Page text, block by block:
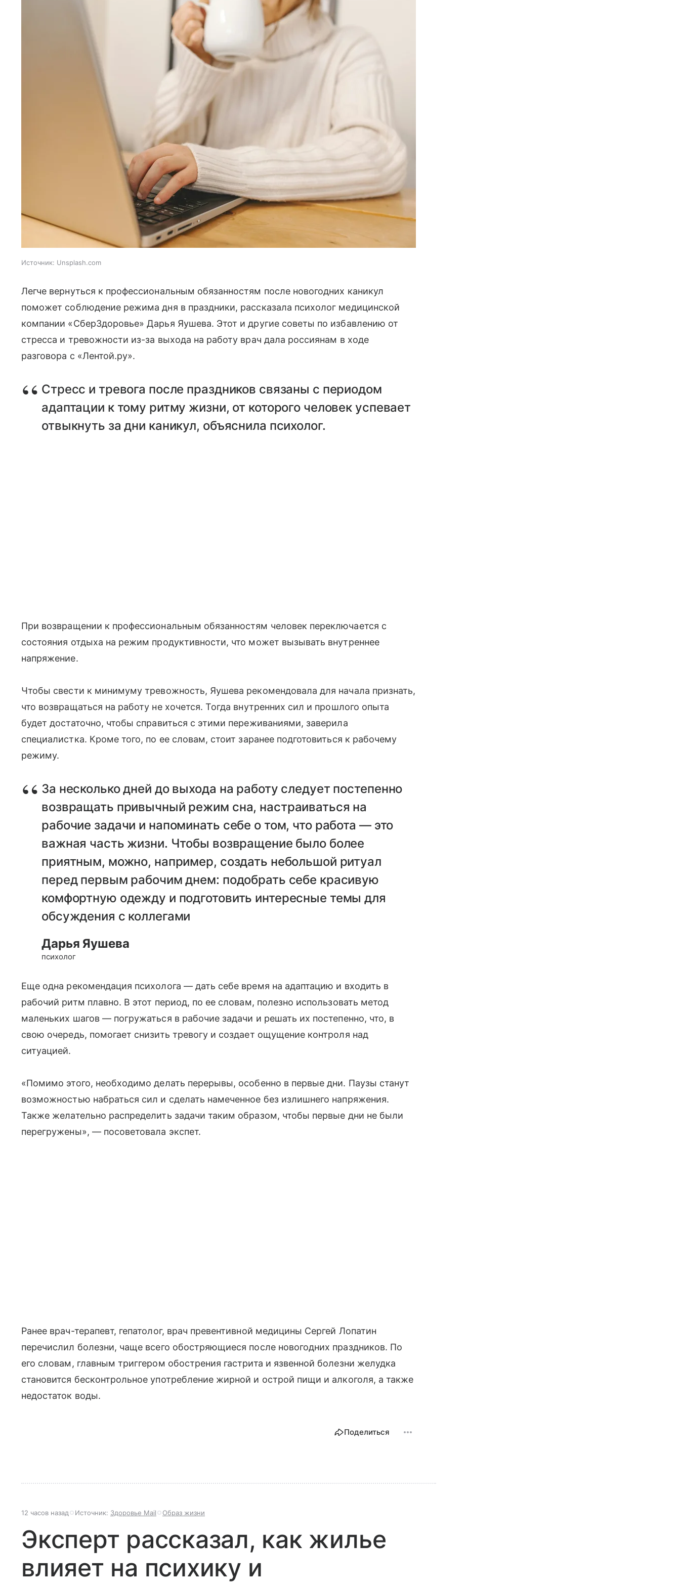
Источник: Unsplash.com
Легче вернуться к профессиональным обязанностям после новогодних каникул
поможет соблюдение режима дня в праздники, рассказала психолог медицинской
компании «СберЗдоровье» Дарья Яушева. Этот и другие советы по избавлению от
стресса и тревожности из-за выхода на работу врач дала россиянам в ходе
разговора с «Лентой.ру».
Стресс и тревога после праздников связаны с периодом
адаптации к тому ритму жизни, от которого человек успевает
отвыкнуть за дни каникул, объяснила психолог.
При возвращении к профессиональным обязанностям человек переключается с
состояния отдыха на режим продуктивности, что может вызывать внутреннее
напряжение.
Чтобы свести к минимуму тревожность, Яушева рекомендовала для начала признать,
что возвращаться на работу не хочется. Тогда внутренних сил и прошлого опыта
будет достаточно, чтобы справиться с этими переживаниями, заверила
специалистка. Кроме того, по ее словам, стоит заранее подготовиться к рабочему
режиму.
За несколько дней до выхода на работу следует постепенно
возвращать привычный режим сна, настраиваться на
рабочие задачи и напоминать себе о том, что работа — это
важная часть жизни. Чтобы возвращение было более
приятным, можно, например, создать небольшой ритуал
перед первым рабочим днем: подобрать себе красивую
комфортную одежду и подготовить интересные темы для
обсуждения с коллегами
Дарья Яушева
психолог
Еще одна рекомендация психолога — дать себе время на адаптацию и входить в
рабочий ритм плавно. В этот период, по ее словам, полезно использовать метод
маленьких шагов — погружаться в рабочие задачи и решать их постепенно, что, в
свою очередь, помогает снизить тревогу и создает ощущение контроля над
ситуацией.
«Помимо этого, необходимо делать перерывы, особенно в первые дни. Паузы станут
возможностью набраться сил и сделать намеченное без излишнего напряжения.
Также желательно распределить задачи таким образом, чтобы первые дни не были
перегружены», — посоветовала экспет.
Ранее врач-терапевт, гепатолог, врач превентивной медицины Сергей Лопатин
перечислил болезни, чаще всего обостряющиеся после новогодних праздников. По
его словам, главным триггером обострения гастрита и язвенной болезни желудка
становится бесконтрольное употребление жирной и острой пищи и алкоголя, а также
недостаток воды.
Поделиться
12 часов назад Источник: Здоровье Mail Образ жизни
Эксперт рассказал, как жилье
влияет на психику и